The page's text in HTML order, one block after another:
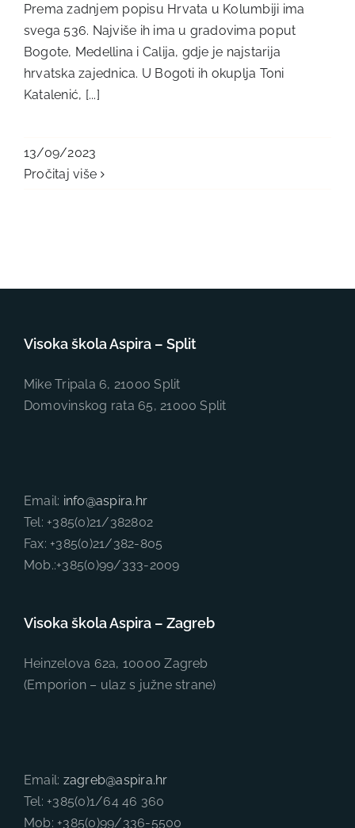
Prema zadnjem popisu Hrvata u Kolumbiji ima
svega 536. Najviše ih ima u gradovima poput
Bogote, Medellina i Calija, gdje je najstarija
hrvatska zajednica. U Bogoti ih okuplja Toni
Katalenić, [...]
13/09/2023
Pročitaj više
Visoka škola Aspira – Split
Mike Tripala 6, 21000 Split
Domovinskog rata 65, 21000 Split
Email: info@aspira.hr
Tel: +385(0)21/382802
Fax: +385(0)21/382-805
Mob.:+385(0)99/333-2009
Visoka škola Aspira – Zagreb
Heinzelova 62a, 10000 Zagreb
(Emporion – ulaz s južne strane)
Email: zagreb@aspira.hr
Tel: +385(0)1/64 46 360
Mob: +385(0)99/336-5500